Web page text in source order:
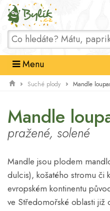
Domů
Menu
Suché plody Mandle
Mandle
pražené, solené
Mandle jsou plodem
dulcis), košatého stromu či
evropském kontinentu
ve Středomořské oblasti již